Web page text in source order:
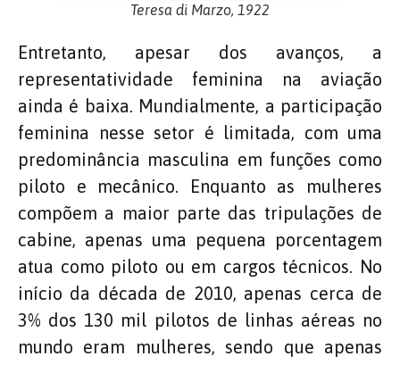
Teresa di Marzo, 1922
Entretanto, apesar dos avanços, a
representatividade feminina na aviação
ainda é baixa. Mundialmente, a participação
feminina nesse setor é limitada, com uma
predominância masculina em funções como
piloto e mecânico. Enquanto as mulheres
compõem a maior parte das tripulações de
cabine, apenas uma pequena porcentagem
atua como piloto ou em cargos técnicos. No
início da década de 2010, apenas cerca de
3% dos 130 mil pilotos de linhas aéreas no
mundo eram mulheres, sendo que apenas